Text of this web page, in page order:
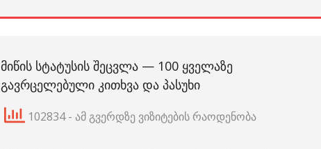
ᲛᲘᲬᲘᲡ ᲡᲢᲐᲢᲣᲡᲘᲡ ᲨᲔᲪᲕᲚᲐ — 100 ᲧᲕᲔᲚᲐᲖᲔ
ᲒᲐᲕᲠᲪᲔᲚᲔᲑᲣᲚᲘ ᲙᲘᲗᲮᲕᲐ ᲓᲐ ᲞᲐᲡᲣᲮᲘ
102834 - ამ გვერდზე ვიზიტების რაოდენობა